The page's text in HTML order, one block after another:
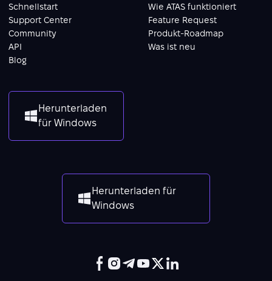
Schnellstart
Support Center
Community
API
Blog
Wie ATAS funktioniert
Feature Request
Produkt-Roadmap
Was ist neu
Herunterladen
für Windows
Herunterladen für
Windows